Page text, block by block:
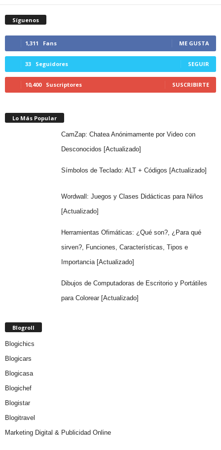
Síguenos
1,311 Fans ME GUSTA
33 Seguidores SEGUIR
10,400 Suscriptores SUSCRIBIRTE
Lo Más Popular
CamZap: Chatea Anónimamente por Video con
Desconocidos [Actualizado]
Símbolos de Teclado: ALT + Códigos [Actualizado]
Wordwall: Juegos y Clases Didácticas para Niños
[Actualizado]
Herramientas Ofimáticas: ¿Qué son?, ¿Para qué
sirven?, Funciones, Características, Tipos e
Importancia [Actualizado]
Dibujos de Computadoras de Escritorio y Portátiles
para Colorear [Actualizado]
Blogroll
Blogichics
Blogicars
Blogicasa
Blogichef
Blogistar
Blogitravel
Marketing Digital & Publicidad Online